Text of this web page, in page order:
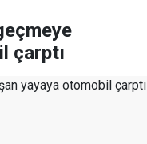
çarptı